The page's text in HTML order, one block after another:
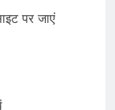
पर जाएं